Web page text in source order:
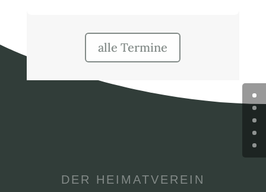
alle Termine
DER HEIMATVEREIN